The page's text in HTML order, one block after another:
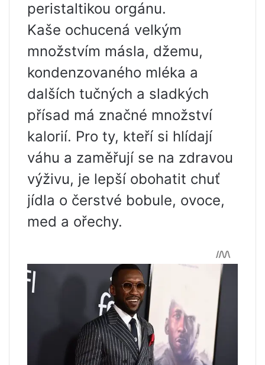
peristaltikou orgánu.
Kaše ochucená velkým
množstvím másla, džemu,
kondenzovaného mléka a
dalších tučných a sladkých
přísad má značné množství
kalorií. Pro ty, kteří si hlídají
váhu a zaměřují se na zdravou
výživu, je lepší obohatit chuť
jídla o čerstvé bobule, ovoce,
med a ořechy.